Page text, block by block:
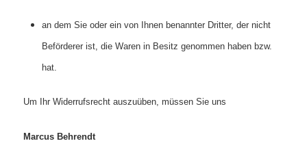
an dem Sie oder ein von Ihnen benannter Dritter, der nicht
Beförderer ist, die Waren in Besitz genommen haben bzw.
hat.
Um Ihr Widerrufsrecht auszuüben, müssen Sie uns
Marcus Behrendt